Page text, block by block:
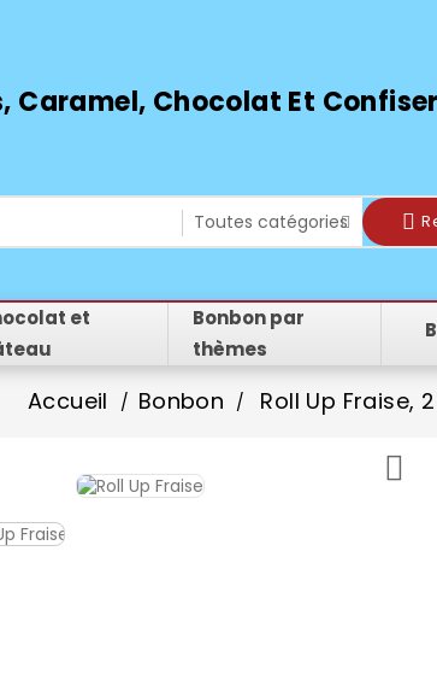
Caramel, Chocolat Et
et
Bonbon par
thèmes
Accueil Bonbon Roll Up Fraise,
